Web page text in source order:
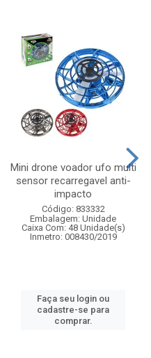
Mini drone voador ufo multi
sensor recarregavel anti-
impacto
Código: 833332
Embalagem: Unidade
Caixa Com: 48 Unidade(s)
Inmetro: 008430/2019
Faça seu login ou
cadastre-se para
comprar.